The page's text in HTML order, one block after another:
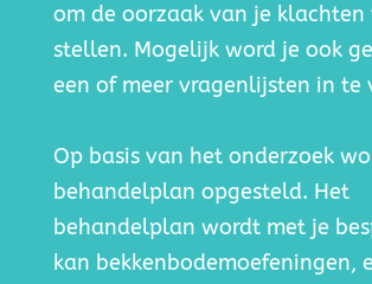
om de oorzaak van je klachten
stellen. Mogelijk word je ook
een of meer vragenlijsten in te
Op basis van het onderzoek
behandelplan opgesteld. Het
behandelplan wordt met je
kan bekkenbodemoefeningen,